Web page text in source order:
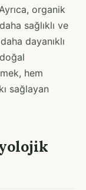
organik
sağlıklı ve
dayanıklı
hem
sağlayan